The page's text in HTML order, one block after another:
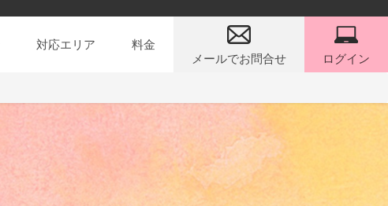
対応エリア
料金
メールでお問合せ
ログイン